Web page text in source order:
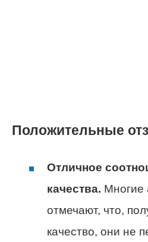
Положительные
Отличное
качества. Многие
отмечают, что,
качество, они не